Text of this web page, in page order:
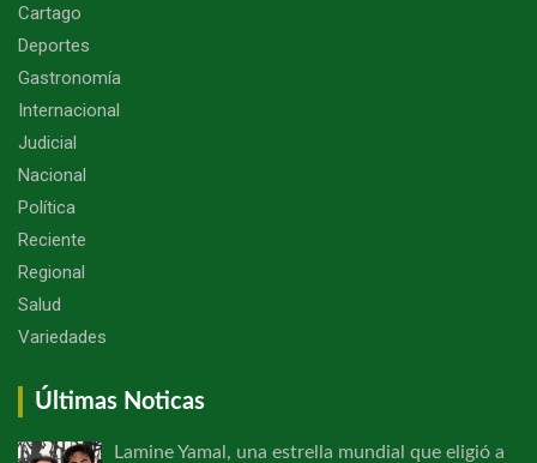
Cartago
Deportes
Gastronomía
Internacional
Judicial
Nacional
Política
Reciente
Regional
Salud
Variedades
Últimas Noticas
Lamine Yamal, una estrella mundial que eligió a